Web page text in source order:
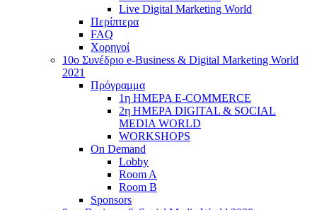
Live Digital Marketing World
Περίπτερα
FAQ
Χορηγοί
10o Συνέδριο e-Business & Digital Marketing World
2021
Πρόγραμμα
1η ΗΜΕΡΑ E-COMMERCE
2η ΗΜΕΡΑ DIGITAL & SOCIAL
MEDIA WORLD
WORKSHOPS
On Demand
Lobby
Room A
Room B
Sponsors